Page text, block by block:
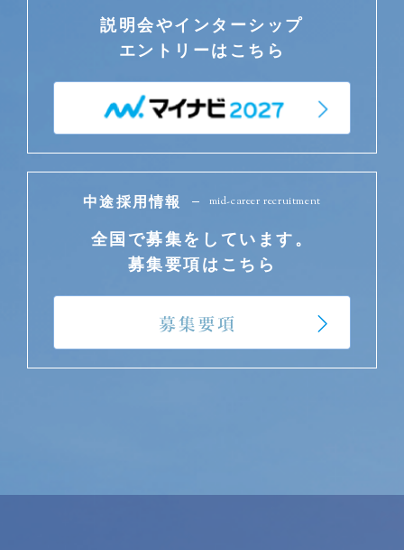
説明会やインターシップ
エントリーはこちら
中途採用情報 mid-career recruitment
全国で募集をしています。
募集要項はこちら